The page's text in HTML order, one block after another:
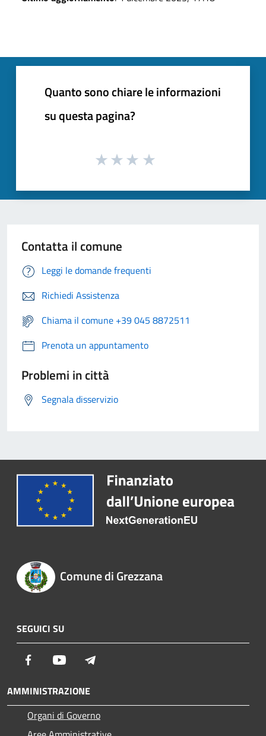
Quanto sono chiare le informazioni
su questa pagina?
Contatta il comune
Leggi le domande frequenti
Richiedi Assistenza
Chiama il comune +39 045 8872511
Prenota un appuntamento
Problemi in città
Segnala disservizio
Comune di Grezzana
SEGUICI SU
Facebook Youtube
AMMINISTRAZIONE
Organi di Governo